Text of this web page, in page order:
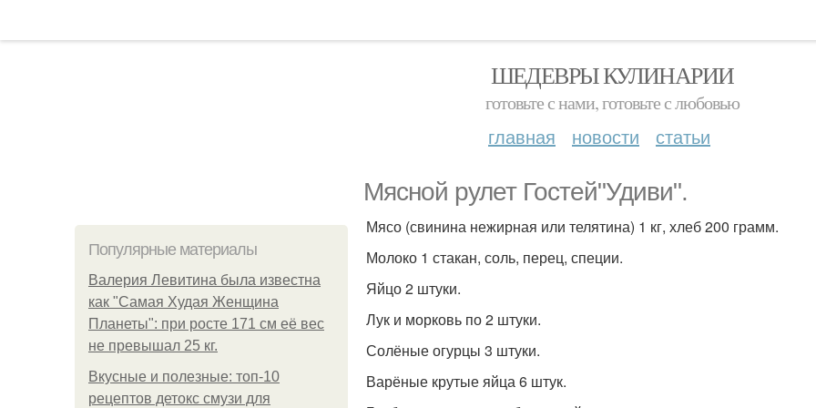
ШЕДЕВРЫ КУЛИНАРИИ
готовьте с нами, готовьте с любовью
главная новости статьи
Мясной рулет Гостей"Удиви".
Популярные материалы
Валерия Левитина была известна
как "Самая Худая Женщина
Планеты": при росте 171 см её вес
не превышал 25 кг.
Вкусные и полезные: топ-10
рецептов детокс смузи для
Мясо (свинина нежирная или телятина) 1 кг, хлеб 200 грамм.
Молоко 1 стакан, соль, перец, специи.
Яйцо 2 штуки.
Лук и морковь по 2 штуки.
Солёные огурцы 3 штуки.
Варёные крутые яйца 6 штук.